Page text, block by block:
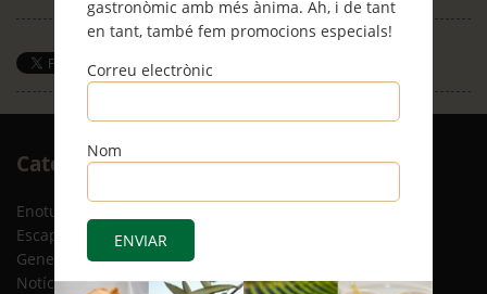
gastronòmic amb més ànima. Ah, i de tant
en tant, també fem promocions especials!
Correu electrònic
Nom
Save
Categories
Enoturisme
Escapades
(12)
General
(8)
Notícies(4)
Arxiu
RSS